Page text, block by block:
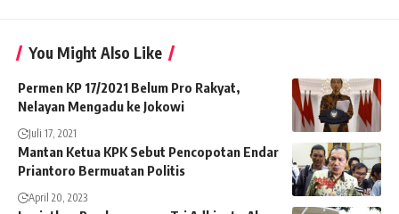
You Might Also Like
Permen KP 17/2021 Belum Pro Rakyat,
Nelayan Mengadu ke Jokowi
Juli 17, 2021
Mantan Ketua KPK Sebut Pencopotan Endar
Priantoro Bermuatan Politis
April 20, 2023